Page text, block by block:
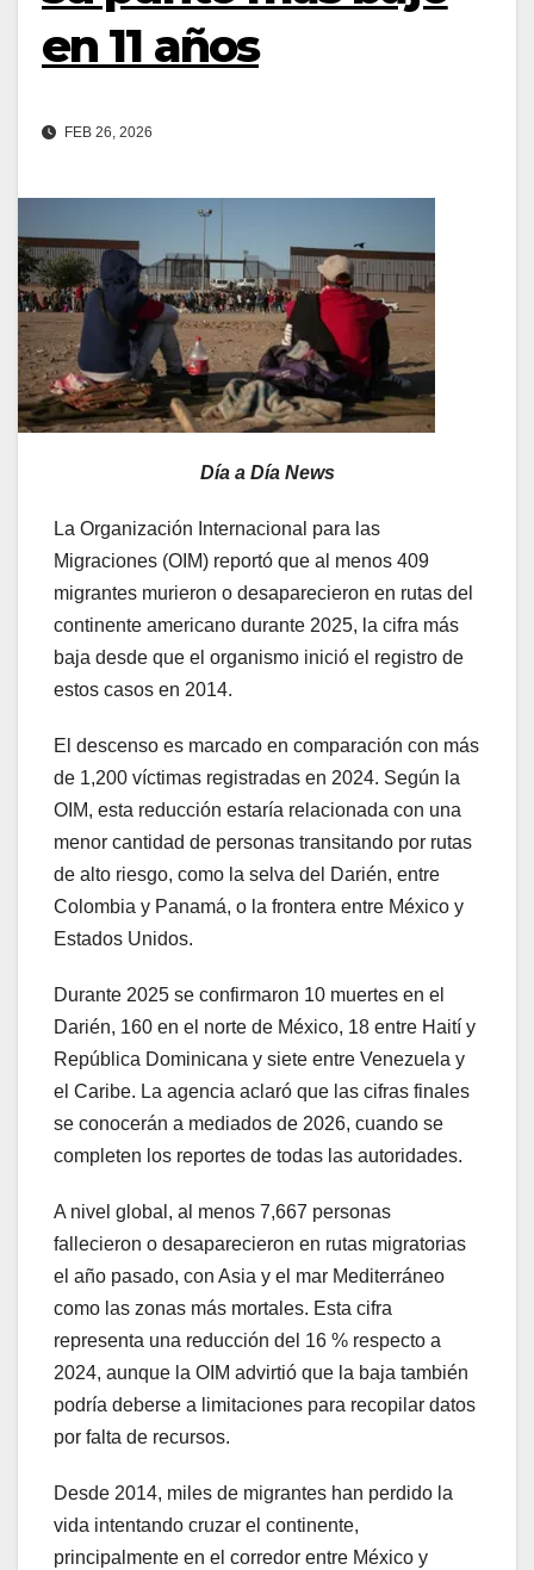
en 11 años
FEB 26, 2026
Día a Día News
La Organización Internacional para las
Migraciones (OIM) reportó que al menos 409
migrantes murieron o desaparecieron en rutas del
continente americano durante 2025, la cifra más
baja desde que el organismo inició el registro de
estos casos en 2014.
El descenso es marcado en comparación con más
de 1,200 víctimas registradas en 2024. Según la
OIM, esta reducción estaría relacionada con una
menor cantidad de personas transitando por rutas
de alto riesgo, como la selva del Darién, entre
Colombia y Panamá, o la frontera entre México y
Estados Unidos.
Durante 2025 se confirmaron 10 muertes en el
Darién, 160 en el norte de México, 18 entre Haití y
República Dominicana y siete entre Venezuela y
el Caribe. La agencia aclaró que las cifras finales
se conocerán a mediados de 2026, cuando se
completen los reportes de todas las autoridades.
A nivel global, al menos 7,667 personas
fallecieron o desaparecieron en rutas migratorias
el año pasado, con Asia y el mar Mediterráneo
como las zonas más mortales. Esta cifra
representa una reducción del 16 % respecto a
2024, aunque la OIM advirtió que la baja también
podría deberse a limitaciones para recopilar datos
por falta de recursos.
Desde 2014, miles de migrantes han perdido la
vida intentando cruzar el continente,
principalmente en el corredor entre México y